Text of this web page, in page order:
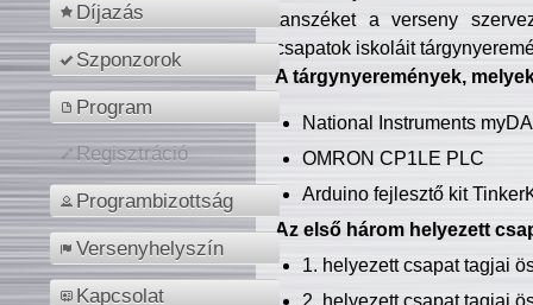
Díjazás
Szponzorok
Program
Regisztráció
Programbizottság
Versenyhelyszín
Kapcsolat
tanszéket a verseny
csapatok iskoláit
A tárgynyeremények,
National Instruments
OMRON CP1LE PLC
Arduino fejlesztő kit
Az első három helyezett
1. helyezett csapat tagjai
2. helyezett csapat tagjai